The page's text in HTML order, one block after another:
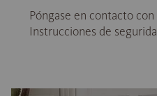
Póngase en contacto
Instrucciones de